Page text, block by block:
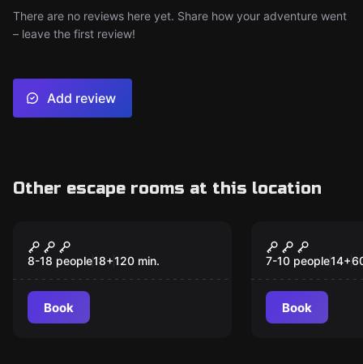
There are no reviews here yet. Share how your adventure went
– leave the first review!
Add review
Other escape rooms at this location
Мыльная опера
8-18 people18+120 min.
Book
7-10 people14+
Book